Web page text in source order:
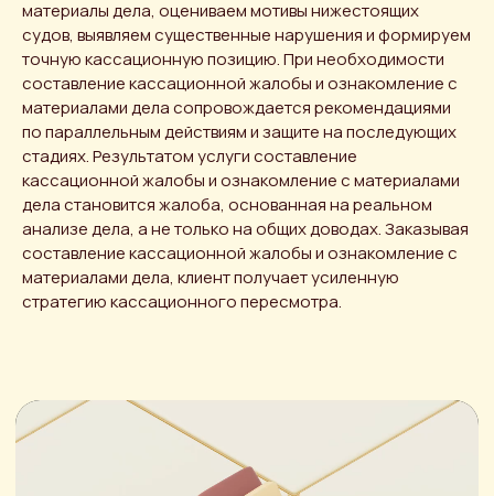
материалы дела, оцениваем мотивы нижестоящих
судов, выявляем существенные нарушения и формируем
точную кассационную позицию. При необходимости
составление кассационной жалобы и ознакомление с
материалами дела сопровождается рекомендациями
по параллельным действиям и защите на последующих
стадиях. Результатом услуги составление
кассационной жалобы и ознакомление с материалами
дела становится жалоба, основанная на реальном
анализе дела, а не только на общих доводах. Заказывая
составление кассационной жалобы и ознакомление с
материалами дела, клиент получает усиленную
стратегию кассационного пересмотра.
Получить
Имя